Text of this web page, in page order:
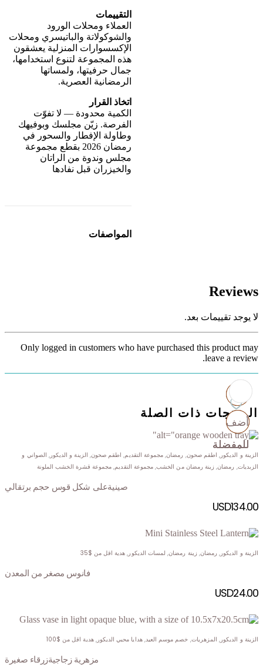
التقييمات
العملاء ومحلات الورود
والشوكولاتة والباتيسري ومحلات
الإكسسوارات المنزلية يعشقون
هذه المجموعة لتنوع استخدامها،
جمال حرفيتها، ولمساتها
الرمضانية العصرية.
اتخاذ القرار
الكمية محدودة — لا تفوّت
الفرصة. زيّن مجلسك وبوفيهك
وطاولة الإفطار والسحور في
رمضان 2026 بقطع مجموعة
مجلس وندوة من الراتان
والخيزران قبل نفادها
المواصفات
Reviews
لا يوجد تقييمات بعد.
Only logged in customers who have purchased this product may
leave a review.
المنتجات ذات الصلة
أضف
للمفضلة
الزينة و الديكور , اطقم صحون, رمضان, مجموعة التقديم, اطقم صحون, الزينة و الديكور, الصواني و
الزبديات, رمضان, زينة رمضان من الخشب, مجموعة التقديم, مجموعة قشرة الخشب الملونة
صينيةعلى شكل قوس حجم برتقالي
USD134.00
أضف
للمفضلة
الزينة و الديكور , رمضان,زينة رمضان, لمسات الديكور , هدية اقل من $35
فانوس مصغر من المعدن
USD24.00
أضف
للمفضلة
الزينة و الديكور , المزهريات, خصم موسم العيد,هدايا محبي الديكور,هدية اقل من $100
مزهرية زجاجيةزرقاء صغيرة
أضف
للمفضلة